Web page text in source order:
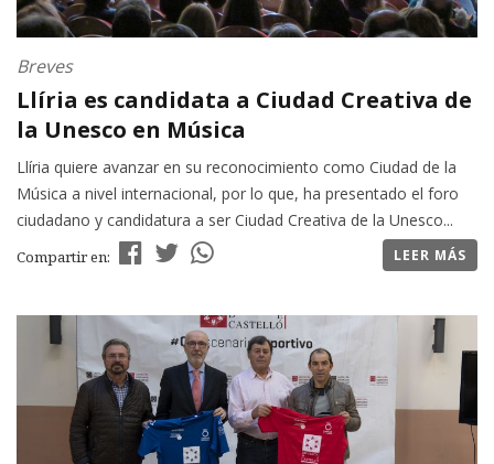
Breves
Llíria es candidata a Ciudad Creativa de
la Unesco en Música
Llíria quiere avanzar en su reconocimiento como Ciudad de la
Música a nivel internacional, por lo que, ha presentado el foro
ciudadano y candidatura a ser Ciudad Creativa de la Unesco...
Compartir en: LEER MÁS